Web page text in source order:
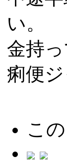
い。
金持
痢便
こ